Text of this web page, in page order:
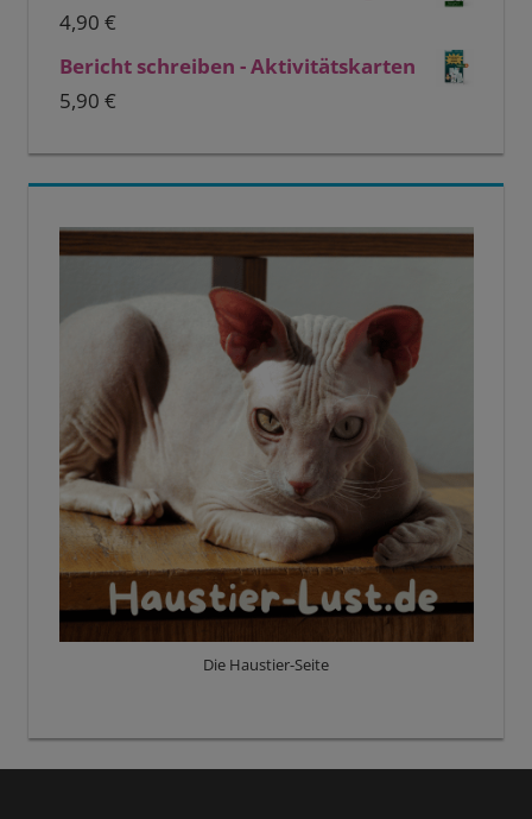
4,90 €
Bericht schreiben - Aktivitätskarten
5,90 €
Die Haustier-Seite